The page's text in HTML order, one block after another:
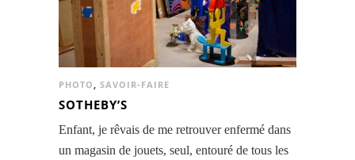
PHOTO, SAVOIR-FAIRE
SOTHEBY’S
Enfant, je rêvais de me retrouver enfermé dans
un magasin de jouets, seul, entouré de tous les